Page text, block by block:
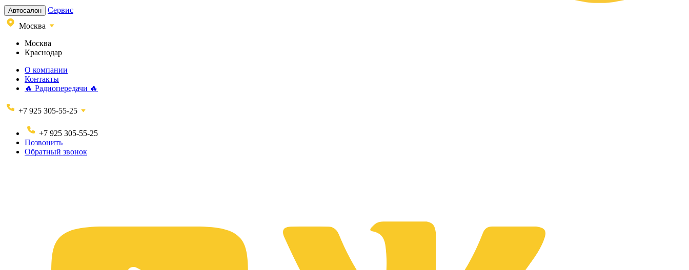
Автосалон
Сервис
Москва
Москва
Краснодар
О компании
Контакты
🔥 Радиопередачи 🔥
+7 925 305-55-25
+7 925 305-55-25
Позвонить
Обратный звонок